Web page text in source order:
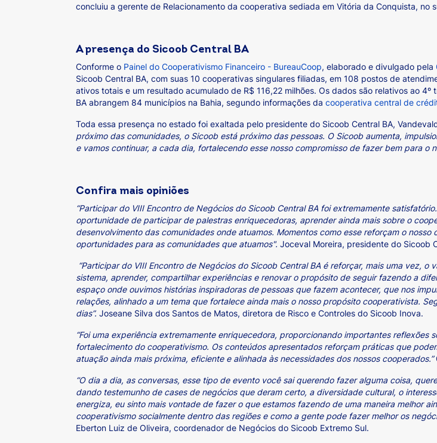
concluiu a gerente de Relacionamento da cooperativa sediada em Vitória da Conquista, no
A presença do Sicoob Central BA
Conforme o Painel do Cooperativismo Financeiro - BureauCoop, elaborado e divulgado pela
Sicoob Central BA, com suas 10 cooperativas singulares filiadas, em 108 postos de
ativos totais e um resultado acumulado de R$ 116,22 milhões. Os dados são relativos ao
BA abrangem 84 municípios na Bahia, segundo informações da cooperativa central de
Toda essa presença no estado foi exaltada pelo presidente do Sicoob Central BA,
próximo das comunidades, o Sicoob está próximo das pessoas. O Sicoob aumenta,
e vamos continuar, a cada dia, fortalecendo esse nosso compromisso de fazer bem para o
Confira mais opiniões
“Participar do VIII Encontro de Negócios do Sicoob Central BA foi extremamente
oportunidade de participar de palestras enriquecedoras, aprender ainda mais sobre o
desenvolvimento das comunidades onde atuamos. Momentos como esse reforçam o
oportunidades para as comunidades que atuamos". Joceval Moreira, presidente do Sicoob
“Participar do VIII Encontro de Negócios do Sicoob Central BA é reforçar, mais uma vez,
sistema, aprender, compartilhar experiências e renovar o propósito de seguir fazendo a
espaço onde ouvimos histórias inspiradoras de pessoas que fazem acontecer, que nos
relações, alinhado a um tema que fortalece ainda mais o nosso propósito cooperativista.
dias”. Joseane Silva dos Santos de Matos, diretora de Risco e Controles do Sicoob Inova.
“Foi uma experiência extremamente enriquecedora, proporcionando importantes
fortalecimento do cooperativismo. Os conteúdos apresentados reforçam práticas que
atuação ainda mais próxima, eficiente e alinhada às necessidades dos nossos cooperados.”
“O dia a dia, as conversas, esse tipo de evento você sai querendo fazer alguma coisa,
dando testemunho de cases de negócios que deram certo, a diversidade cultural, o
energiza, eu sinto mais vontade de fazer o que estamos fazendo de uma maneira melhor
cooperativismo socialmente dentro das regiões e como a gente pode fazer melhor os
Eberton Luiz de Oliveira, coordenador de Negócios do Sicoob Extremo Sul.